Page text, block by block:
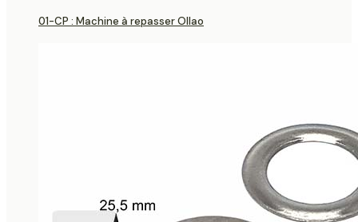
01-CP : Machine à repasser Ollao